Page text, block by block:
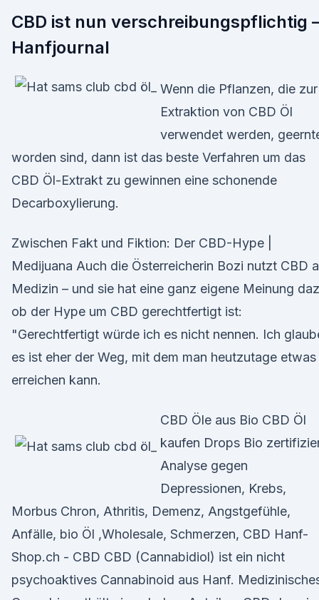
CBD ist nun verschreibungspflichtig
Hanfjournal
Wenn die Pflanzen, die zur
Extraktion von CBD Öl
verwendet werden,
worden sind, dann ist das beste Verfahren um das
CBD Öl-Extrakt zu gewinnen eine schonende
Decarboxylierung.
Zwischen Fakt und Fiktion: Der CBD-Hype |
Medijuana Auch die Österreicherin Bozi nutzt CBD
Medizin – und sie hat eine ganz eigene Meinung
ob der Hype um CBD gerechtfertigt ist:
"Gerechtfertigt würde ich es nicht nennen. Ich
es ist eher der Weg, mit dem man heutzutage etwas
erreichen kann.
CBD Öle aus Bio CBD Öl
kaufen Drops Bio
Analyse gegen
Depressionen, Krebs,
Morbus Chron, Athritis, Demenz, Angstgefühle,
Anfälle, bio Öl ,Wholesale, Schmerzen, CBD Hanf-
Shop.ch - CBD CBD (Cannabidiol) ist ein nicht
psychoaktives Cannabinoid aus Hanf.